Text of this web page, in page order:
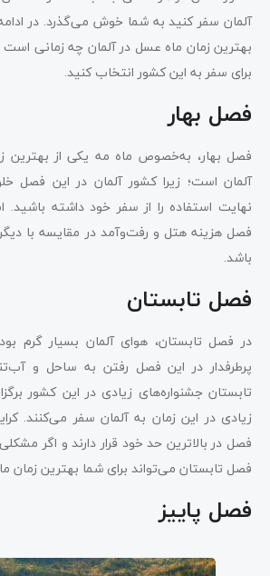
آلمان سفر کنید به شما خوش می‌گذرد. در
بهترین زمان ماه عسل در آلمان چه زمانی
برای سفر به این کشور انتخاب کنید.
فصل بهار
فصل بهار، به‌خصوص ماه مه یکی از بهترین
آلمان است؛ زیرا کشور آلمان در این فصل
نهایت استفاده را از سفر خود داشته
فصل هزینه هتل و رفت‌وآمد در مقایسه با
باشد.
فصل تابستان
در فصل تابستان، هوای آلمان بسیار گرم
پرطرفدار در این فصل رفتن به ساحل و
تابستان جشنواره‌های زیادی در این کشور
زیادی در این زمان به آلمان سفر می‌کنند.
فصل در بالاترین حد خود قرار دارند و اگر
فصل تابستان می‌تواند برای شما بهترین زمان
فصل پاییز